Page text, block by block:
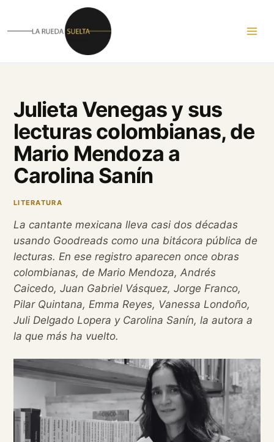
contenido
Julieta Venegas y sus
lecturas colombianas, de
Mario Mendoza a
Carolina Sanín
LITERATURA
La cantante mexicana lleva casi dos décadas
usando Goodreads como una bitácora pública de
lecturas. En ese registro aparecen once obras
colombianas, de Mario Mendoza, Andrés
Caicedo, Juan Gabriel Vásquez, Jorge Franco,
Pilar Quintana, Emma Reyes, Vanessa Londoño,
Juli Delgado Lopera y Carolina Sanín, la autora a
la que más ha vuelto.